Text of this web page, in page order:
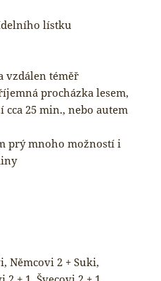
lístku
vzdálen téměř
procházka lesem,
25 min., nebo autem
prý mnoho možností i
Němcovi 2 + Suki,